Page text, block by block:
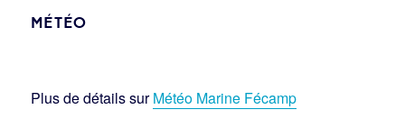
MÉTÉO
Plus de détails surMétéo Marine Fécamp